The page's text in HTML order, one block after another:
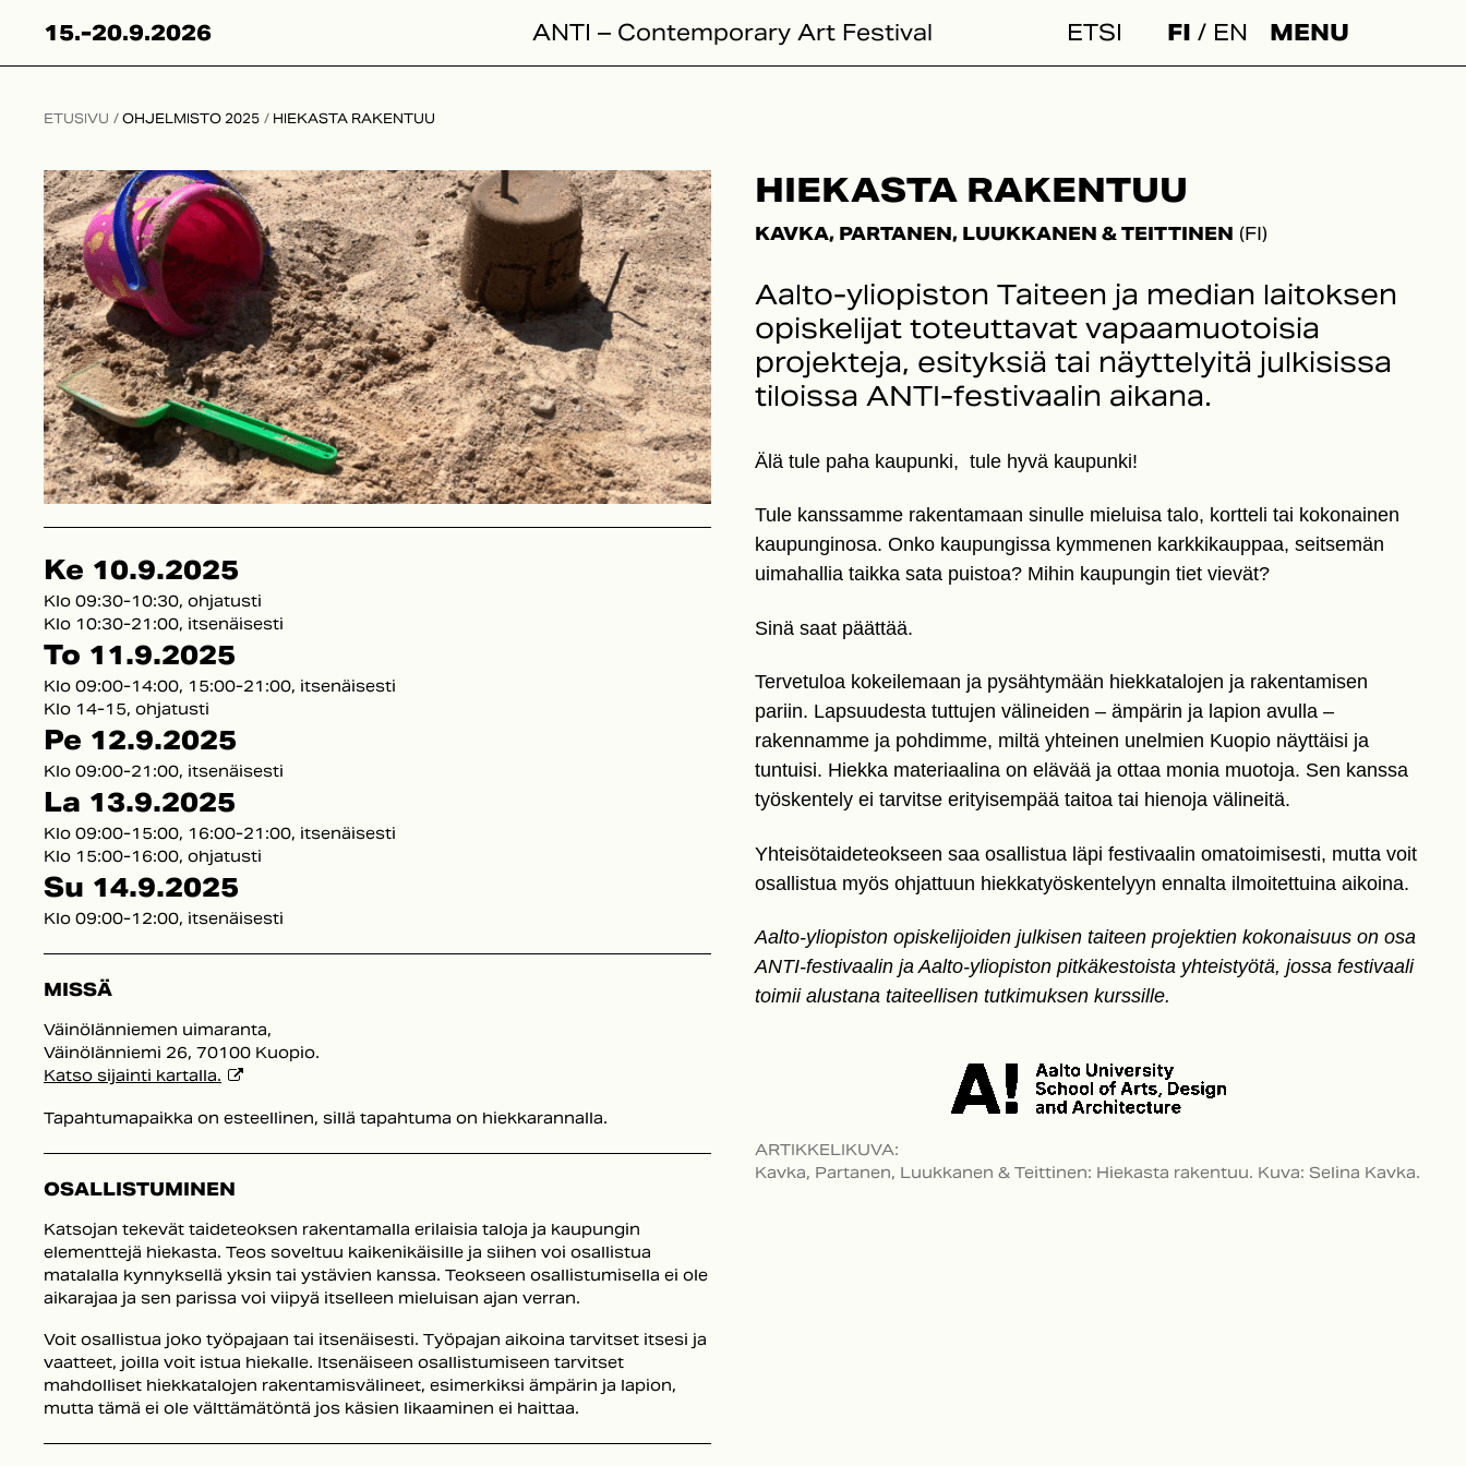
content
15.-20.9.2026 ANTI – Contemporary Art Festival FI EN MENU
ETUSIVU / OHJELMISTO 2025 / HIEKASTA RAKENTUU
Ke 10.9.2025
Klo 09:30-10:30, ohjatusti
Klo 10:30-21:00, itsenäisesti
To 11.9.2025
Klo 09:00-14:00, 15:00-21:00, itsenäisesti
Klo 14-15, ohjatusti
Pe 12.9.2025
Klo 09:00-21:00, itsenäisesti
La 13.9.2025
Klo 09:00-15:00, 16:00-21:00, itsenäisesti
Klo 15:00-16:00, ohjatusti
Su 14.9.2025
Klo 09:00-12:00, itsenäisesti
MISSÄ
Väinölänniemen uimaranta,
Väinölänniemi 26, 70100 Kuopio.
Katso sijainti kartalla.
Tapahtumapaikka on esteellinen, sillä tapahtuma on hiekkarannalla.
OSALLISTUMINEN
Katsojan tekevät taideteoksen rakentamalla erilaisia taloja ja kaupungin
elementtejä hiekasta. Teos soveltuu kaikenikäisille ja siihen voi osallistua
matalalla kynnyksellä yksin tai ystävien kanssa. Teokseen osallistumisella ei ole
aikarajaa ja sen parissa voi viipyä itselleen mieluisan ajan verran.
Voit osallistua joko työpajaan tai itsenäisesti. Työpajan aikoina tarvitset itsesi ja
vaatteet, joilla voit istua hiekalle. Itsenäiseen osallistumiseen tarvitset
mahdolliset hiekkatalojen rakentamisvälineet, esimerkiksi ämpärin ja lapion,
mutta tämä ei ole välttämätöntä jos käsien likaaminen ei haittaa.
HIEKASTA RAKENTUU
KAVKA, PARTANEN, LUUKKANEN & TEITTINEN (FI)
Aalto-yliopiston Taiteen ja median laitoksen
opiskelijat toteuttavat vapaamuotoisia
projekteja, esityksiä tai näyttelyitä julkisissa
tiloissa ANTI-festivaalin aikana.
Älä tule paha kaupunki, tule hyvä kaupunki!
Tule kanssamme rakentamaan sinulle mieluisa talo, kortteli tai kokonainen
kaupunginosa. Onko kaupungissa kymmenen karkkikauppaa, seitsemän
uimahallia taikka sata puistoa? Mihin kaupungin tiet vievät?
Sinä saat päättää.
Tervetuloa kokeilemaan ja pysähtymään hiekkatalojen ja rakentamisen
pariin. Lapsuudesta tuttujen välineiden – ämpärin ja lapion avulla –
rakennamme ja pohdimme, miltä yhteinen unelmien Kuopio näyttäisi ja
tuntuisi. Hiekka materiaalina on elävää ja ottaa monia muotoja. Sen kanssa
työskentely ei tarvitse erityisempää taitoa tai hienoja välineitä.
Yhteisötaideteokseen saa osallistua läpi festivaalin omatoimisesti, mutta voit
osallistua myös ohjattuun hiekkatyöskentelyyn ennalta ilmoitettuina aikoina.
Aalto-yliopiston opiskelijoiden julkisen taiteen projektien kokonaisuus on osa
ANTI-festivaalin ja Aalto-yliopiston pitkäkestoista yhteistyötä, jossa festivaali
toimii alustana taiteellisen tutkimuksen kurssille.
ARTIKKELIKUVA:
Kavka, Partanen, Luukkanen & Teittinen: Hiekasta rakentuu. Kuva: Selina Kavka.